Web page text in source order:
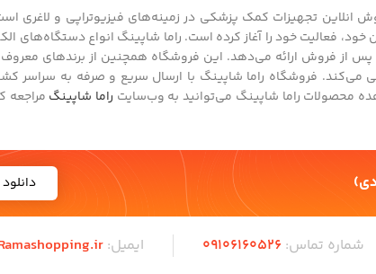
تجهیزات کمک پزشکی در زمینه‌های فیزیوتراپی و لاغری
فعالیت خود را آغاز کرده است. راما شاپینگ انواع دستگاه‌های
پس از فروش ارائه می‌دهد. این فروشگاه همچنین از برندهای معروف
می‌کند. فروشگاه راما شاپینگ با ارسال سریع و صرفه به سراسر
محصولات راما شاپینگ می‌توانید به وب‌سایت راما شاپینگ مراجعه
شماره تماس: 09106160526 ایمیل: